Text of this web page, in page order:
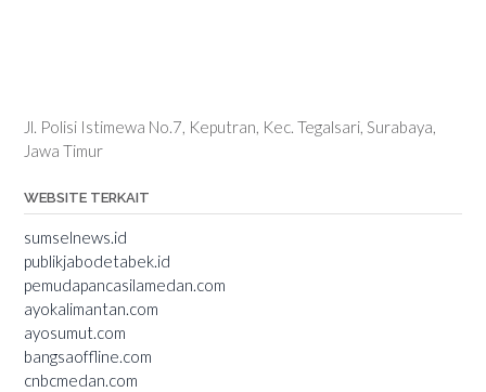
Jl. Polisi Istimewa No.7, Keputran, Kec. Tegalsari, Surabaya,
Jawa Timur
WEBSITE TERKAIT
sumselnews.id
publikjabodetabek.id
pemudapancasilamedan.com
ayokalimantan.com
ayosumut.com
bangsaoffline.com
cnbcmedan.com